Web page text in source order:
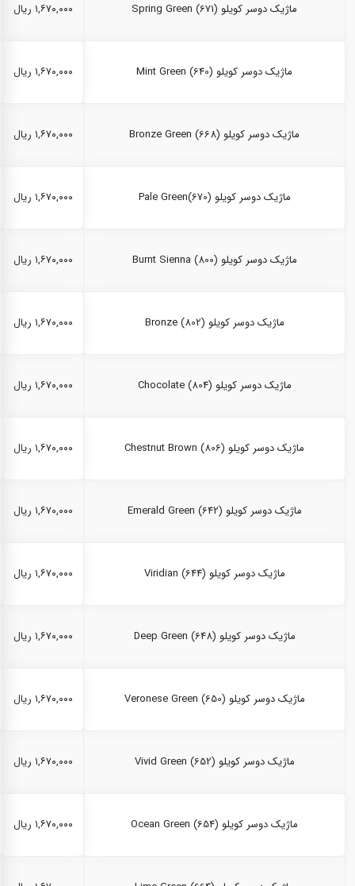
ماژیک دوسر کویلو Spring Green (671) ۱,۶۷۰,۰۰۰ ریال
ماژیک دوسر کویلو Mint Green (640) ۱,۶۷۰,۰۰۰ ریال
ماژیک دوسر کویلو Bronze Green (668) ۱,۶۷۰,۰۰۰ ریال
ماژیک دوسر کویلو Pale Green(670) ۱,۶۷۰,۰۰۰ ریال
ماژیک دوسر کویلو Burnt Sienna (800) ۱,۶۷۰,۰۰۰ ریال
ماژیک دوسر کویلو Bronze (802) ۱,۶۷۰,۰۰۰ ریال
ماژیک دوسر کویلو Chocolate (804) ۱,۶۷۰,۰۰۰ ریال
ماژیک دوسر کویلو Chestnut Brown (806) ۱,۶۷۰,۰۰۰ ریال
ماژیک دوسر کویلو Emerald Green (642) ۱,۶۷۰,۰۰۰ ریال
ماژیک دوسر کویلو Viridian (644) ۱,۶۷۰,۰۰۰ ریال
ماژیک دوسر کویلو Deep Green (648) ۱,۶۷۰,۰۰۰ ریال
ماژیک دوسر کویلو Veronese Green (650) ۱,۶۷۰,۰۰۰ ریال
ماژیک دوسر کویلو Vivid Green (652) ۱,۶۷۰,۰۰۰ ریال
ماژیک دوسر کویلو Ocean Green (654) ۱,۶۷۰,۰۰۰ ریال